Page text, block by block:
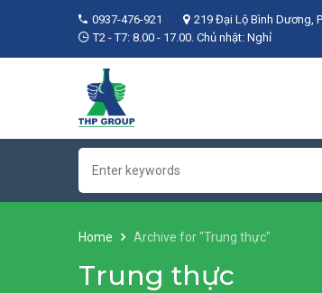
0937-476-921
219 Đại Lộ Bình Dương,
T2 - T7: 8.00 - 17.00. Chủ nhật: Nghỉ
Home Archive for "Trung thực"
Trung thực